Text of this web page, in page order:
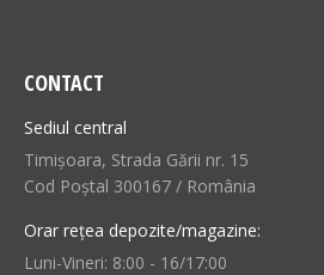
CONTACT
Sediul central
Timișoara, Strada Gării nr. 15
Cod Poștal 300167 / România
Orar rețea depozite/magazine:
Luni-Vineri: 8:00 - 16/17:00